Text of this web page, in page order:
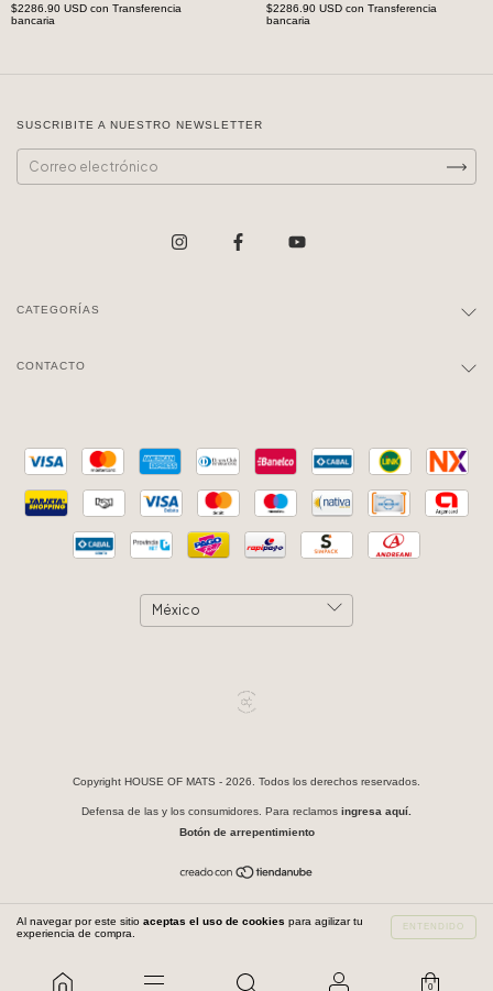
Al navegar por este sitio aceptas el uso de cookies para agilizar tu
experiencia de compra.
ENTENDIDO
0
$2286.90 USD con Transferencia
bancaria
$2286.90 USD con Transferencia
bancaria
SUSCRIBITE A NUESTRO NEWSLETTER
CATEGORÍAS
CONTACTO
Copyright HOUSE OF MATS - 2026. Todos los derechos reservados.
Defensa de las y los consumidores. Para reclamos ingresa aquí.
Botón de arrepentimiento